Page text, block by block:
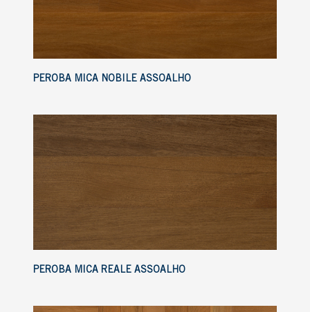
PEROBA MICA NOBILE ASSOALHO
PEROBA MICA REALE ASSOALHO